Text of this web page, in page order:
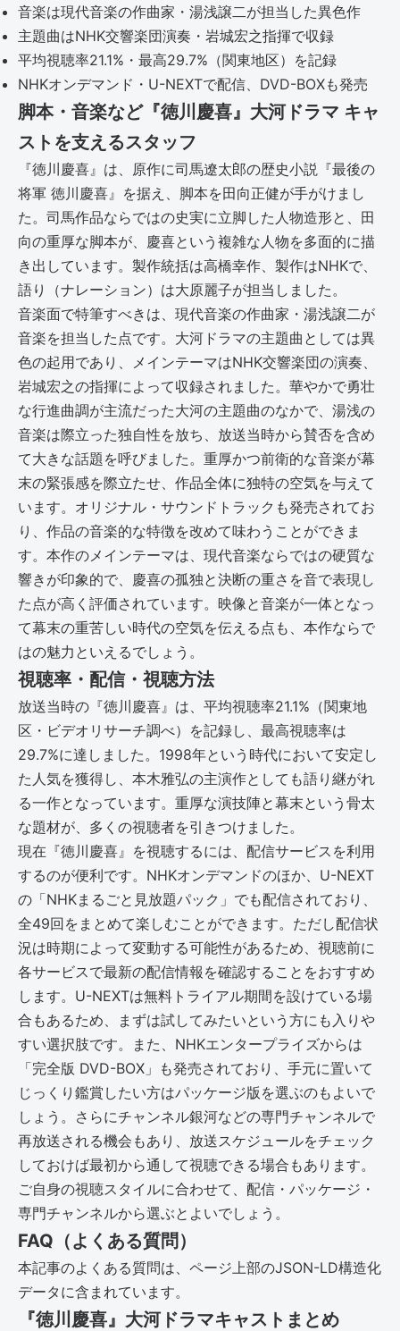
音楽は現代音楽の作曲家・湯浅譲二が担当した異色作
主題曲はNHK交響楽団演奏・岩城宏之指揮で収録
平均視聴率21.1%・最高29.7%（関東地区）を記録
NHKオンデマンド・U-NEXTで配信、DVD-BOXも発売
脚本・音楽など『徳川慶喜』大河ドラマ キャ
ストを支えるスタッフ
『徳川慶喜』は、原作に司馬遼太郎の歴史小説『最後の
将軍 徳川慶喜』を据え、脚本を田向正健が手がけまし
た。司馬作品ならではの史実に立脚した人物造形と、田
向の重厚な脚本が、慶喜という複雑な人物を多面的に描
き出しています。製作統括は高橋幸作、製作はNHKで、
語り（ナレーション）は大原麗子が担当しました。
音楽面で特筆すべきは、現代音楽の作曲家・湯浅譲二が
音楽を担当した点です。大河ドラマの主題曲としては異
色の起用であり、メインテーマはNHK交響楽団の演奏、
岩城宏之の指揮によって収録されました。華やかで勇壮
な行進曲調が主流だった大河の主題曲のなかで、湯浅の
音楽は際立った独自性を放ち、放送当時から賛否を含め
て大きな話題を呼びました。重厚かつ前衛的な音楽が幕
末の緊張感を際立たせ、作品全体に独特の空気を与えて
います。オリジナル・サウンドトラックも発売されてお
り、作品の音楽的な特徴を改めて味わうことができま
す。本作のメインテーマは、現代音楽ならではの硬質な
響きが印象的で、慶喜の孤独と決断の重さを音で表現し
た点が高く評価されています。映像と音楽が一体となっ
て幕末の重苦しい時代の空気を伝える点も、本作ならで
はの魅力といえるでしょう。
視聴率・配信・視聴方法
放送当時の『徳川慶喜』は、平均視聴率21.1%（関東地
区・ビデオリサーチ調べ）を記録し、最高視聴率は
29.7%に達しました。1998年という時代において安定し
た人気を獲得し、本木雅弘の主演作としても語り継がれ
る一作となっています。重厚な演技陣と幕末という骨太
な題材が、多くの視聴者を引きつけました。
現在『徳川慶喜』を視聴するには、配信サービスを利用
するのが便利です。NHKオンデマンドのほか、U-NEXT
の「NHKまるごと見放題パック」でも配信されており、
全49回をまとめて楽しむことができます。ただし配信状
況は時期によって変動する可能性があるため、視聴前に
各サービスで最新の配信情報を確認することをおすすめ
します。U-NEXTは無料トライアル期間を設けている場
合もあるため、まずは試してみたいという方にも入りや
すい選択肢です。また、NHKエンタープライズからは
「完全版 DVD-BOX」も発売されており、手元に置いて
じっくり鑑賞したい方はパッケージ版を選ぶのもよいで
しょう。さらにチャンネル銀河などの専門チャンネルで
再放送される機会もあり、放送スケジュールをチェック
しておけば最初から通して視聴できる場合もあります。
ご自身の視聴スタイルに合わせて、配信・パッケージ・
専門チャンネルから選ぶとよいでしょう。
FAQ（よくある質問）
本記事のよくある質問は、ページ上部のJSON-LD構造化
データに含まれています。
『徳川慶喜』大河ドラマキャストまとめ